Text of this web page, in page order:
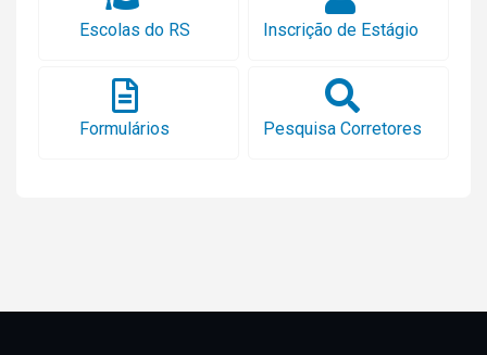
Escolas do RS Inscrição de Estágio
Formulários Pesquisa Corretores